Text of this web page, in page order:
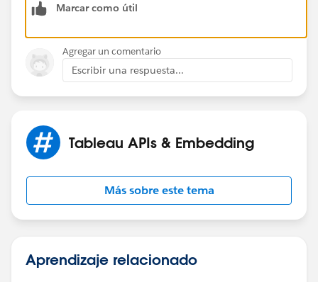
Marcar como útil
Agregar un comentario
Escribir una respuesta...
Tableau APIs & Embedding
Más sobre este tema
Aprendizaje relacionado